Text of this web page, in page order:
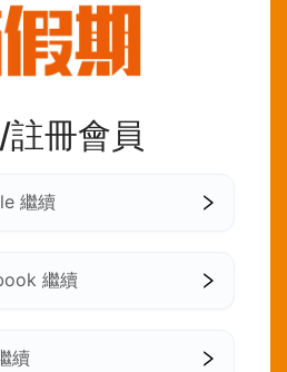
冊會員
繼續
繼續
續